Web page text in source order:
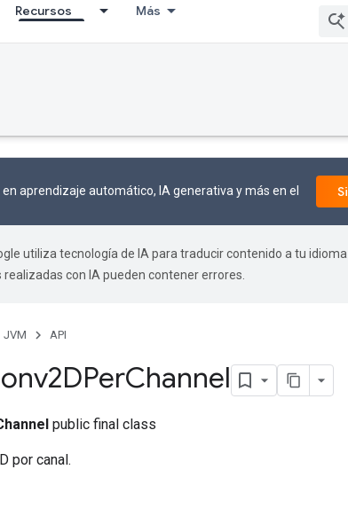
Recursos Más
aprendizaje automático, IA generativa y más en el
utiliza tecnología de IA para traducir contenido a tu idioma
con IA pueden contener errores.
JVM API
Channel
public final class
por canal.